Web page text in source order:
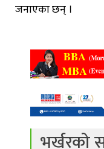
जनाएका छन् ।
भर्खरको